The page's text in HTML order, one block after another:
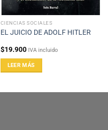
CIENCIAS SOCIALES
EL JUICIO DE ADOLF HITLER
$19.900 IVA incluido
LEER MÁS